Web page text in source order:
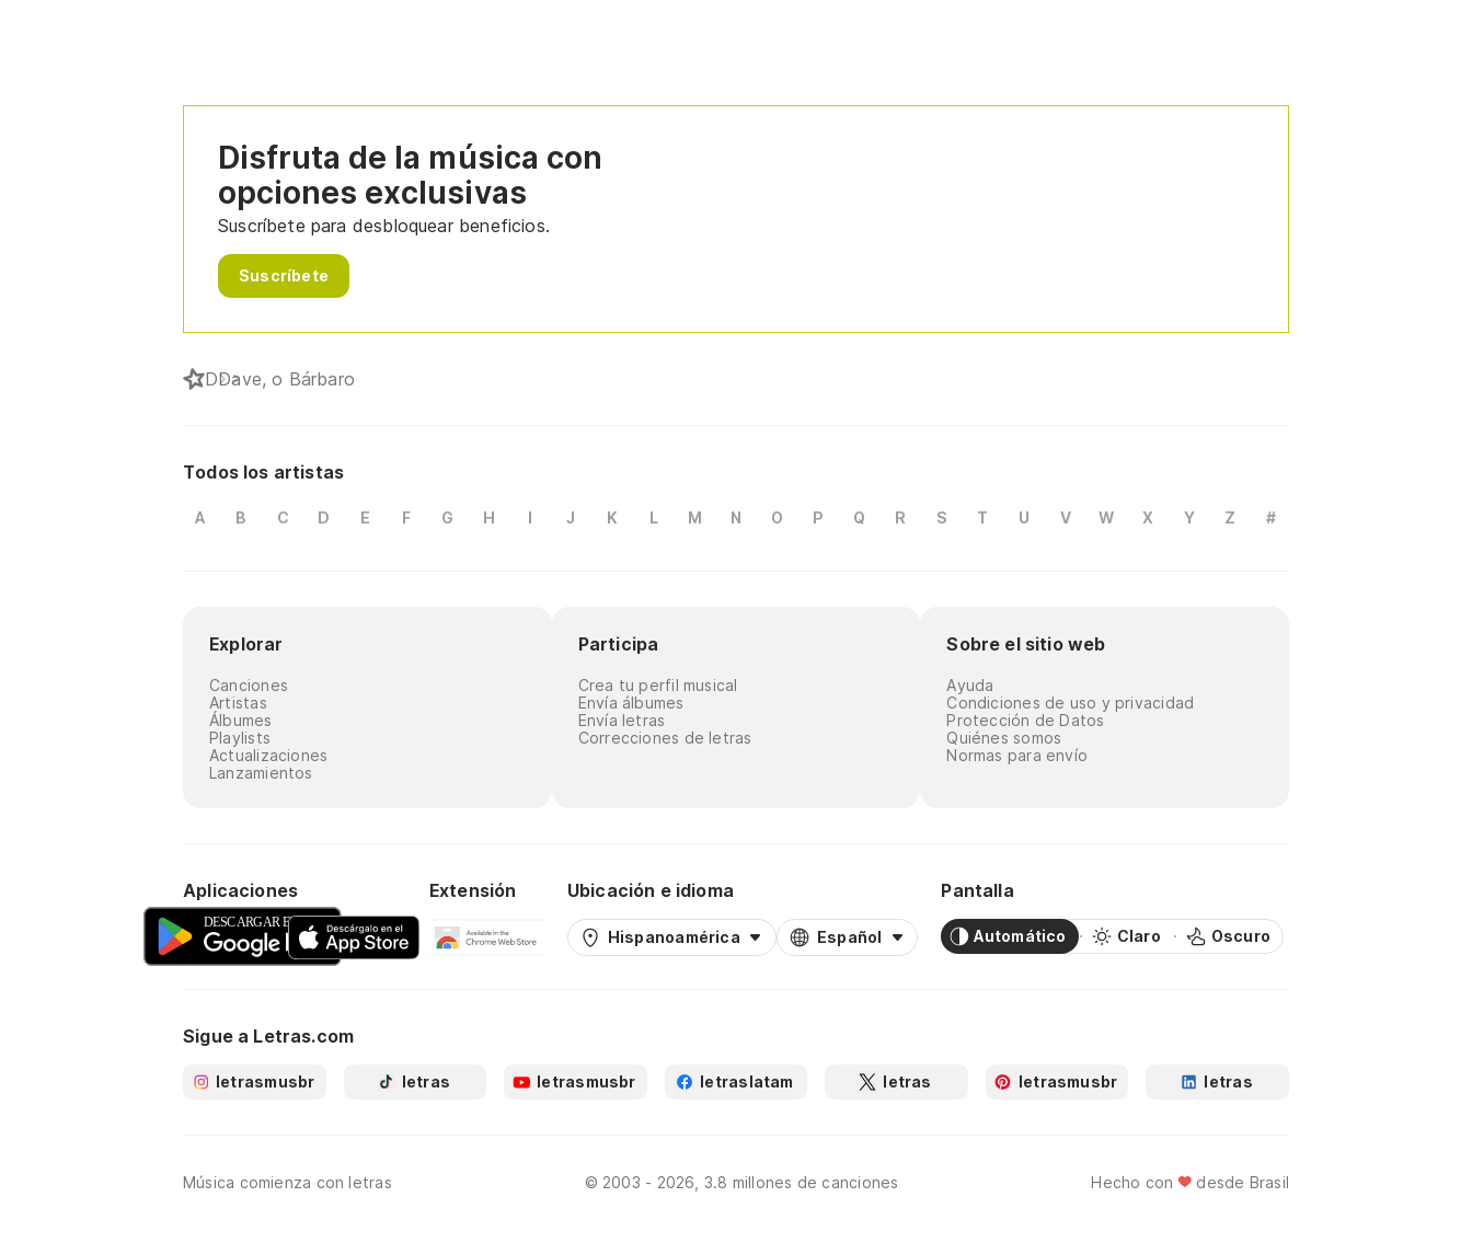
Disfruta de la música con
opciones exclusivas
Suscríbete para desbloquear beneficios.
Suscríbete
DDave, o Bárbaro
Todos los artistas
A B C D E F G H I J K L M N O P Q R S T U V W X Y Z #
Explorar
Canciones
Artistas
Álbumes
Playlists
Actualizaciones
Lanzamientos
Participa
Crea tu perfil musical
Envía álbumes
Envía letras
Correcciones de letras
Sobre el sitio web
Ayuda
Condiciones de uso y privacidad
Protección de Datos
Quiénes somos
Normas para envío
Aplicaciones Extensión Ubicación e idioma
Hispanoamérica Español
Pantalla
Automático Claro Oscuro
Sigue a Letras.com
letrasmusbr letras letrasmusbr letraslatam letras letrasmusbr letras
Música comienza con letras © 2003 - 2026, 3.8 millones de canciones Hecho con desde Brasil